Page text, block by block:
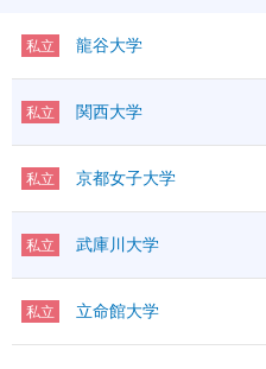
私立 龍谷大学
私立 関西大学
私立 京都女子大学
私立 武庫川大学
私立 立命館大学